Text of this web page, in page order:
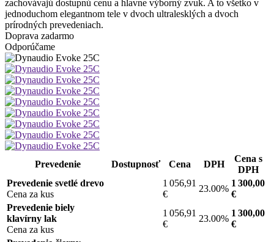
zachovávajú dostupnú cenu a hlavne výborný zvuk. A to všetko v
jednoduchom elegantnom tele v dvoch ultralesklých a dvoch
prírodných prevedeniach.
Doprava zadarmo
Odporúčame
Prevedenie Dostupnosť Cena DPH
Cena s
DPH
Prevedenie svetlé drevo
Cena za kus
1 056,91
€
23.00%
1 300,00
€
Prevedenie biely
klavírny lak
Cena za kus
1 056,91
€
23.00%
1 300,00
€